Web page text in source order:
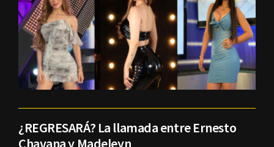
¿REGRESARÁ? La llamada entre Ernesto
Chavana y Madeleyn